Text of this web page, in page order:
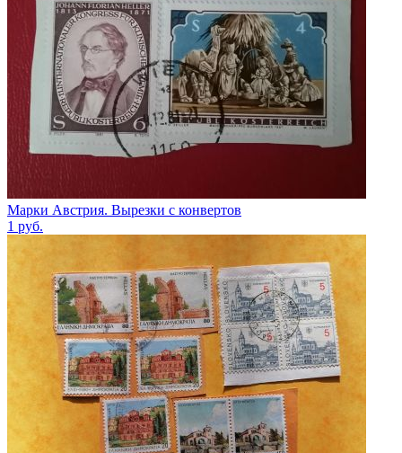
Марки Австрия. Вырезки с конвертов
1 руб.